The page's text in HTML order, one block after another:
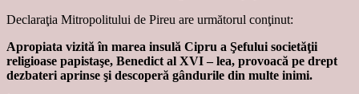
Declaraţia Mitropolitului de Pireu are următorul conţinut:
Apropiata vizită în marea insulă Cipru a Şefului societăţii
religioase papistaşe, Benedict al XVI – lea, provoacă pe drept
dezbateri aprinse şi descoperă gândurile din multe inimi.